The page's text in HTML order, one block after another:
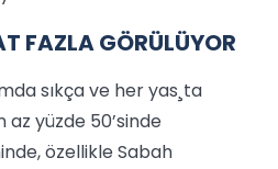
FAZLA GÖRÜLÜYOR
sıkça ve her yas¸ta
az yüzde 50’sinde
özellikle Sabah